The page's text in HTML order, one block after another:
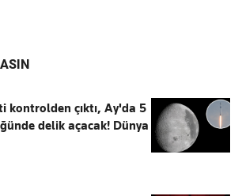
kontrolden çıktı, Ay'da 5
delik açacak! Dünya